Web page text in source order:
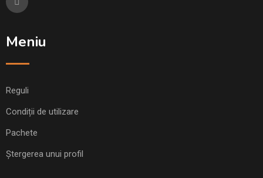
Meniu
Reguli
Condiții de utilizare
Pachete
Ștergerea unui profil